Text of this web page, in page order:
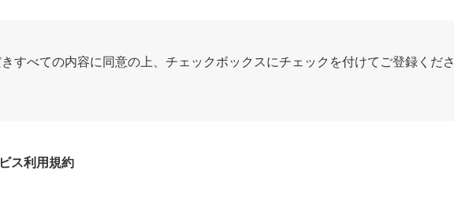
すべての内容に同意の上、チェックボックスにチェックを付けてご登録くださ
ス利用規約